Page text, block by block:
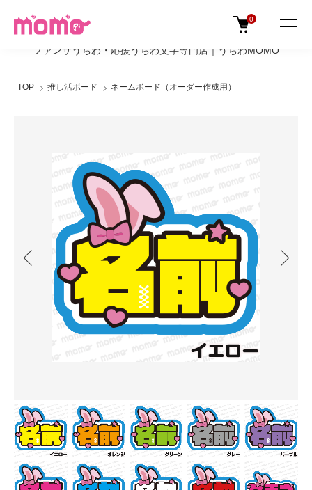
ファンサうちわ・応援うちわ文字専門店｜うちわMOMO
0
TOP 推し活ボード ネームボード（オーダー作成用）